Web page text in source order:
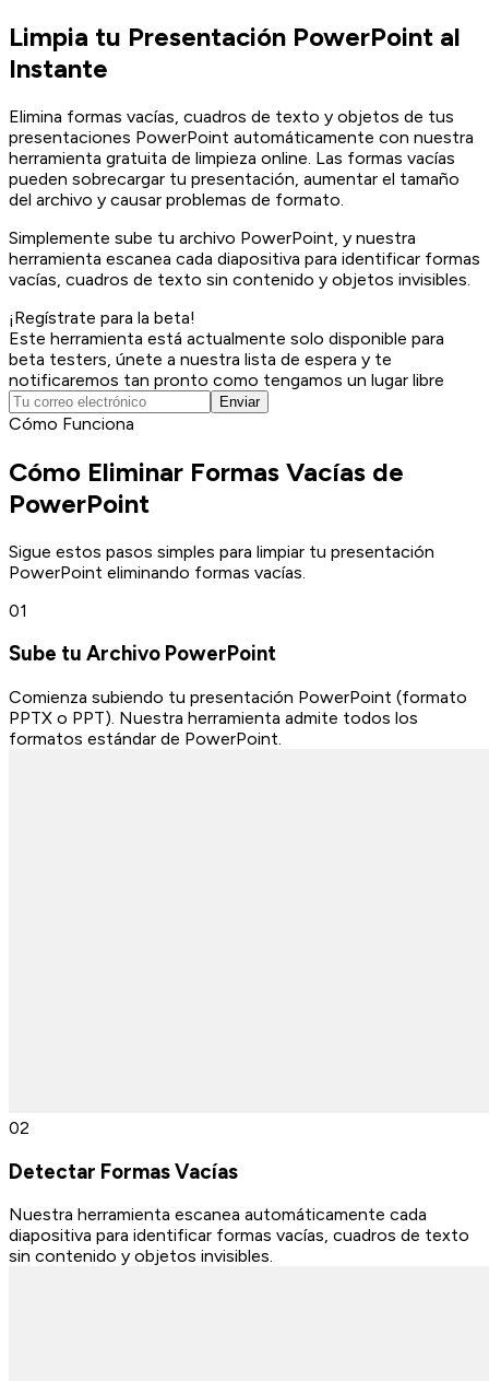
Limpia tu Presentación PowerPoint al
Instante
Elimina formas vacías, cuadros de texto y objetos de tus
presentaciones PowerPoint automáticamente con nuestra
herramienta gratuita de limpieza online. Las formas vacías
pueden sobrecargar tu presentación, aumentar el tamaño
del archivo y causar problemas de formato.
Simplemente sube tu archivo PowerPoint, y nuestra
herramienta escanea cada diapositiva para identificar formas
vacías, cuadros de texto sin contenido y objetos invisibles.
¡Regístrate para la beta!
Este herramienta está actualmente solo disponible para
beta testers, únete a nuestra lista de espera y te
notificaremos tan pronto como tengamos un lugar libre
Enviar
Cómo Funciona
Cómo Eliminar Formas Vacías de
PowerPoint
Sigue estos pasos simples para limpiar tu presentación
PowerPoint eliminando formas vacías.
01
Sube tu Archivo PowerPoint
Comienza subiendo tu presentación PowerPoint (formato
PPTX o PPT). Nuestra herramienta admite todos los
formatos estándar de PowerPoint.
02
Detectar Formas Vacías
Nuestra herramienta escanea automáticamente cada
diapositiva para identificar formas vacías, cuadros de texto
sin contenido y objetos invisibles.